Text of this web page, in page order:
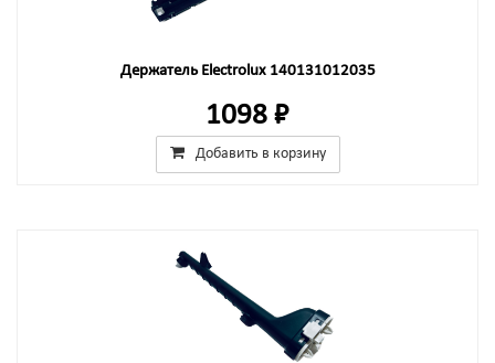
Держатель Electrolux 140131012035
1098 ₽
Добавить в корзину